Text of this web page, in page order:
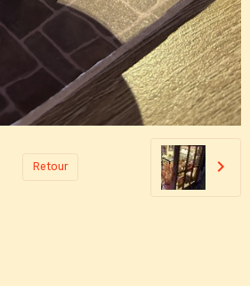
Retour